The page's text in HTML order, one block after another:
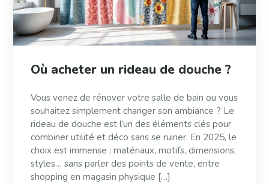
Où acheter un rideau de douche ?
Vous venez de rénover votre salle de bain ou vous
souhaitez simplement changer son ambiance ? Le
rideau de douche est l’un des éléments clés pour
combiner utilité et déco sans se ruiner. En 2025, le
choix est immense : matériaux, motifs, dimensions,
styles… sans parler des points de vente, entre
shopping en magasin physique […]